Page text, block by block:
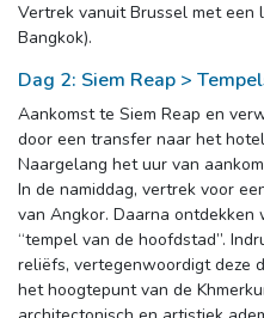
Vertrek vanuit Brussel met een
Bangkok).
Dag 2: Siem Reap >
Aankomst te Siem Reap en
door een transfer naar het
Naargelang het uur van
In de namiddag, vertrek voor
van Angkor. Daarna
“tempel van de hoofdstad”.
reliëfs, vertegenwoordigt deze
het hoogtepunt van de